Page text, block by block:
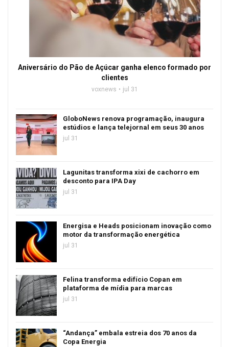
Aniversário do Pão de Açúcar ganha elenco formado por
clientes
voxnews jul 31
GloboNews renova programação, inaugura
estúdios e lança telejornal em seus 30 anos
jul 31
Lagunitas transforma xixi de cachorro em
desconto para IPA Day
jul 31
Energisa e Heads posicionam inovação como
motor da transformação energética
jul 31
Felina transforma edifício Copan em
plataforma de mídia para marcas
jul 31
“Andança” embala estreia dos 70 anos da
Copa Energia